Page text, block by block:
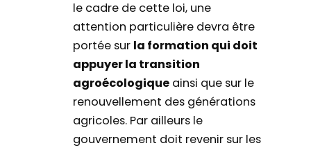
le cadre de cette loi, une
attention particulière devra être
portée sur la formation qui doit
appuyer la transition
agroécologique ainsi que sur le
renouvellement des générations
agricoles. Par ailleurs le
gouvernement doit revenir sur les